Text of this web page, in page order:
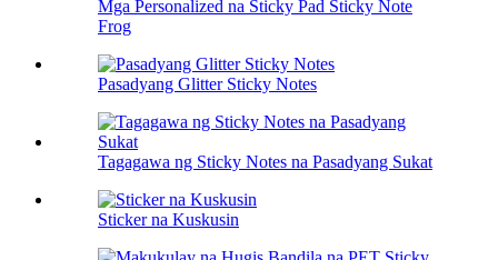
Mga Personalized na Sticky Pad Sticky Note
Frog
Pasadyang Glitter Sticky Notes
Tagagawa ng Sticky Notes na Pasadyang Sukat
Sticker na Kuskusin